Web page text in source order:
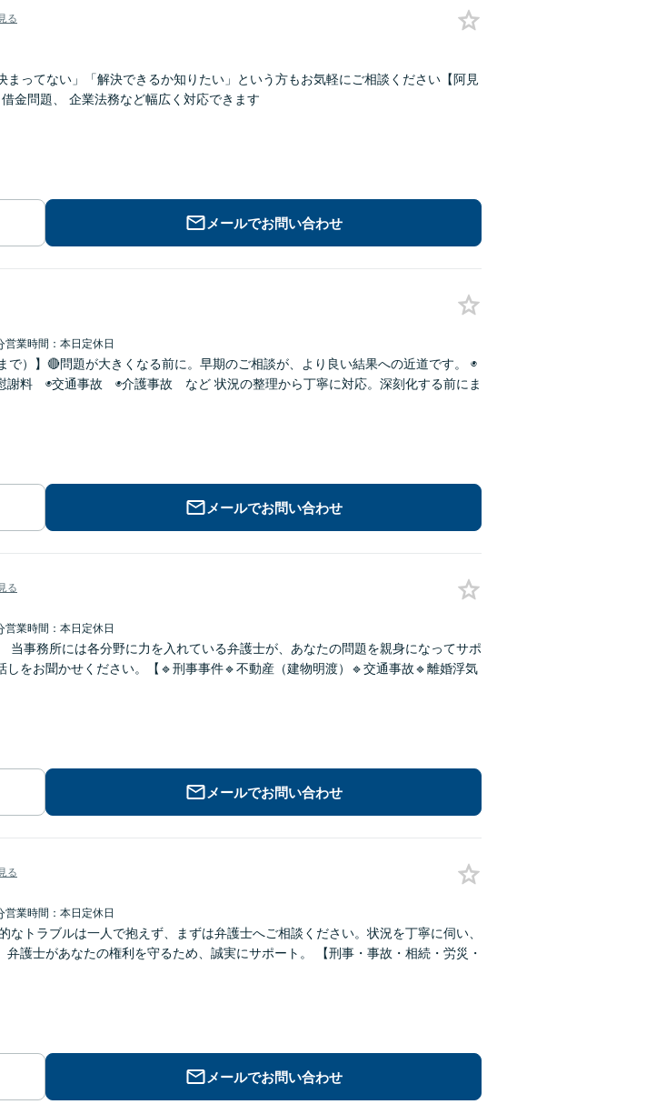
る
まってない」「解決できるか知りたい」という方もお気軽にご相談ください【阿見
金問題、 企業法務など幅広く対応できます
メールでお問い合わせ
営業時間：本日定休日
で）】🔴問題が大きくなる前に。早期のご相談が、より良い結果への近道です。 ◉
料 ◉交通事故 ◉介護事故 など 状況の整理から丁寧に対応。深刻化する前にま
メールでお問い合わせ
る
営業時間：本日定休日
事務所には各分野に力を入れている弁護士が、あなたの問題を親身になってサポ
しをお聞かせください。【🔹刑事事件🔹不動産（建物明渡）🔹交通事故🔹離婚浮気
メールでお問い合わせ
る
営業時間：本日定休日
トラブルは一人で抱えず、まずは弁護士へご相談ください。状況を丁寧に伺い、
護士があなたの権利を守るため、誠実にサポート。 【刑事・事故・相続・労災・
メールでお問い合わせ